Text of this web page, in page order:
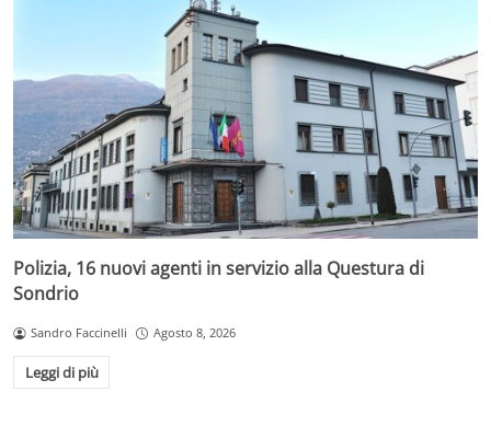
Polizia, 16 nuovi agenti in servizio alla Questura di
Sondrio
Sandro Faccinelli Agosto 8, 2026
Leggi di più